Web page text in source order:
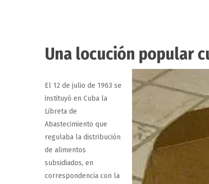
Hit enter to search or ESC to close
Una locución popular
El 12 de julio de 1963 se
instituyó en Cuba la
Libreta de
Abastecimiento que
regulaba la distribución
de alimentos
subsidiados, en
correspondencia con la